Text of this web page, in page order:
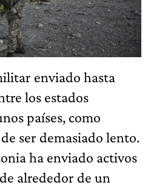
enviado hasta
los estados
países, como
ser demasiado lento.
ha enviado activos
alrededor de un